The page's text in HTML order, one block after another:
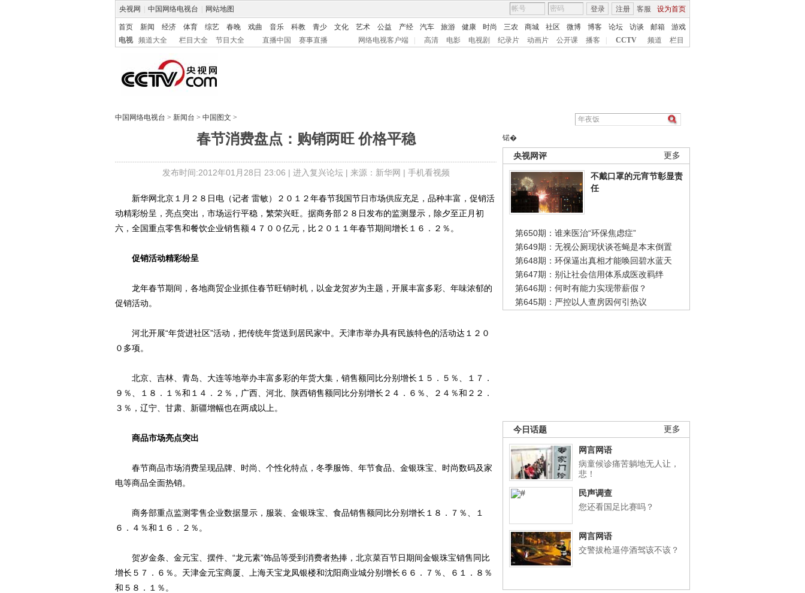
央视网 中国网络电视台 网站地图 客服 设为首页
登录 注册
首页 新闻 经济 体育 综艺 春晚 戏曲 音乐 科教 青少 文化 艺术 公益 产经 汽车 旅游 健康 时尚 三农 商城 社区 微博 博客 论坛 访谈 邮箱
游戏
电视
频道大全 栏目大全 节目大全 直播中国 赛事直播 网络电视客户端 高清 电影 电视剧 纪录片 动画片 公开课 播客 CCTV 频道 栏目
中国网络电视台 > 新闻台 > 中国图文 >
春节消费盘点：购销两旺 价格平稳
发布时间:2012年01月28日 23:06 | 进入复兴论坛| 来源：新华网 | 手机看视频
锘�
更多
央视网评
不戴口罩的元宵节彰显责
任
第650期：谁来医治“环保焦虑症”
第649期：无视公厕现状谈苍蝇是本末倒置
第648期：环保逼出真相才能唤回碧水蓝天
第647期：别让社会信用体系成医改羁绊
第646期：何时有能力实现带薪假？
第645期：严控以人查房因何引热议
更多
今日话题
网言网语
病童候诊痛苦躺地无人让，
悲！
民声调查
您还看国足比赛吗？
网言网语
交警拔枪逼停酒驾该不该？
新华网北京１月２８日电（记者 雷敏）２０１２年春节我国节日市场供应充足，品种丰富，促销活
动精彩纷呈，亮点突出，市场运行平稳，繁荣兴旺。据商务部２８日发布的监测显示，除夕至正月初
六，全国重点零售和餐饮企业销售额４７００亿元，比２０１１年春节期间增长１６．２％。
促销活动精彩纷呈
龙年春节期间，各地商贸企业抓住春节旺销时机，以金龙贺岁为主题，开展丰富多彩、年味浓郁的
促销活动。
河北开展“年货进社区”活动，把传统年货送到居民家中。天津市举办具有民族特色的活动达１２０
０多项。
北京、吉林、青岛、大连等地举办丰富多彩的年货大集，销售额同比分别增长１５．５％、１７．
９％、１８．１％和１４．２％，广西、河北、陕西销售额同比分别增长２４．６％、２４％和２２．
３％，辽宁、甘肃、新疆增幅也在两成以上。
商品市场亮点突出
春节商品市场消费呈现品牌、时尚、个性化特点，冬季服饰、年节食品、金银珠宝、时尚数码及家
电等商品全面热销。
商务部重点监测零售企业数据显示，服装、金银珠宝、食品销售额同比分别增长１８．７％、１
６．４％和１６．２％。
贺岁金条、金元宝、摆件、“龙元素”饰品等受到消费者热捧，北京菜百节日期间金银珠宝销售同比
增长５７．６％。天津金元宝商厦、上海天宝龙凤银楼和沈阳商业城分别增长６６．７％、６１．８％
和５８．１％。